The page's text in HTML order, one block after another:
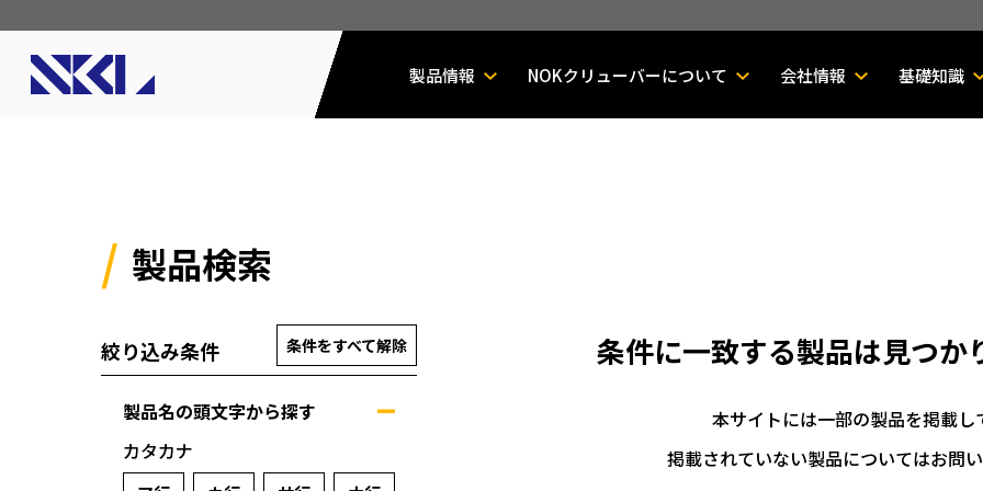
製品情報 NOKクリューバーについて 会社情報 基礎知識
製品検索
絞り込み条件 条件をすべて解除
製品名の頭文字から探す
カタカナ
条件に一致する製品は見つか
本サイトには一部の製品を掲載し
掲載されていない製品についてはお問